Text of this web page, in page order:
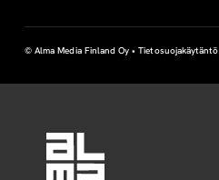
© Alma Media Finland Oy •Tietosuojakäytäntö